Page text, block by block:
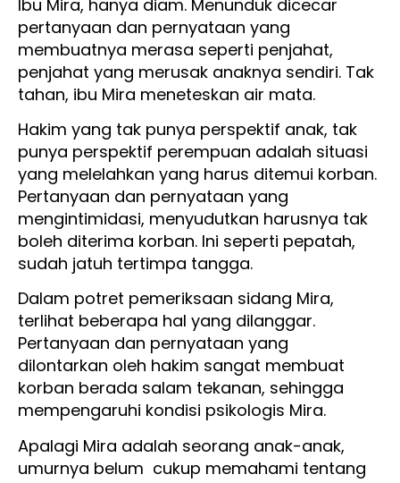
Ibu Mira, hanya diam. Menunduk dicecar
pertanyaan dan pernyataan yang
membuatnya merasa seperti penjahat,
penjahat yang merusak anaknya sendiri. Tak
tahan, ibu Mira meneteskan air mata.
Hakim yang tak punya perspektif anak, tak
punya perspektif perempuan adalah situasi
yang melelahkan yang harus ditemui korban.
Pertanyaan dan pernyataan yang
mengintimidasi, menyudutkan harusnya tak
boleh diterima korban. Ini seperti pepatah,
sudah jatuh tertimpa tangga.
Dalam potret pemeriksaan sidang Mira,
terlihat beberapa hal yang dilanggar.
Pertanyaan dan pernyataan yang
dilontarkan oleh hakim sangat membuat
korban berada salam tekanan, sehingga
mempengaruhi kondisi psikologis Mira.
Apalagi Mira adalah seorang anak-anak,
umurnya belum cukup memahami tentang